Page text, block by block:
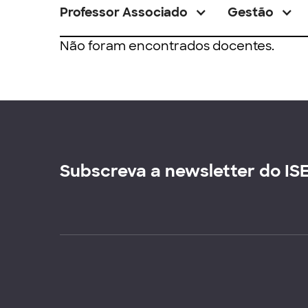
Professor Associado Gestão
Não foram encontrados docentes.
Subscreva a newsletter do